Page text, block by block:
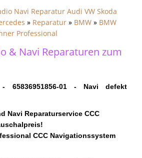
Navi Reparatur Audi VW Skoda
» Reparatur » BMW » BMW
Professional
& Navi Reparaturen zum
65836951856-01 - Navi defekt
Navi Reparaturservice CCC
CCC Navigationssystem